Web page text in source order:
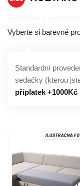
Vyberte si barevné
Standardní
sedačky (kterou
příplatek +1000Kč